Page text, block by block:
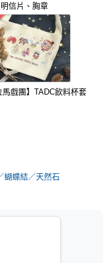
明信片、胸章
馬戲團】TADC飲料杯套
蝴蝶結／天然石